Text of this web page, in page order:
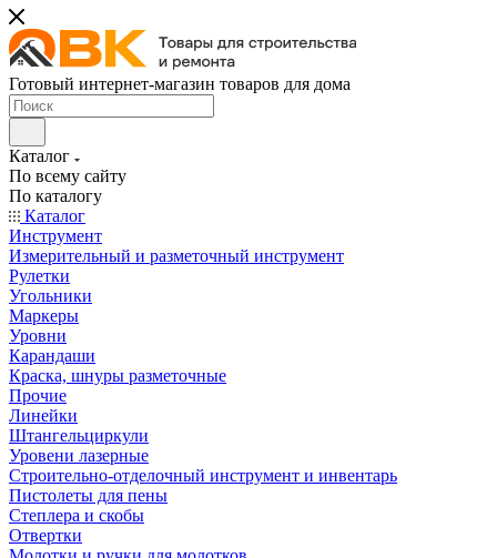
Готовый интернет-магазин товаров для дома
Каталог
По всему сайту
По каталогу
Каталог
Инструмент
Измерительный и разметочный инструмент
Рулетки
Угольники
Маркеры
Уровни
Карандаши
Краска, шнуры разметочные
Прочие
Линейки
Штангельциркули
Уровени лазерные
Строительно-отделочный инструмент и инвентарь
Пистолеты для пены
Степлера и скобы
Отвертки